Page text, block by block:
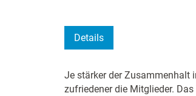
Details
Je stärker der Zusammenhalt
zufriedener die Mitglieder.